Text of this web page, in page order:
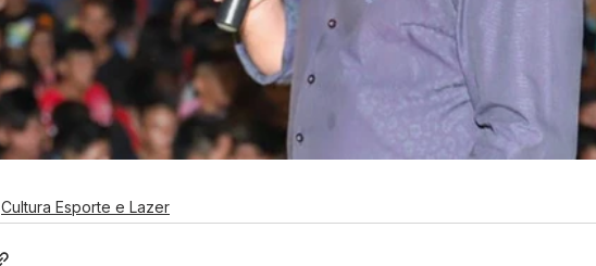
Cultura Esporte e Lazer